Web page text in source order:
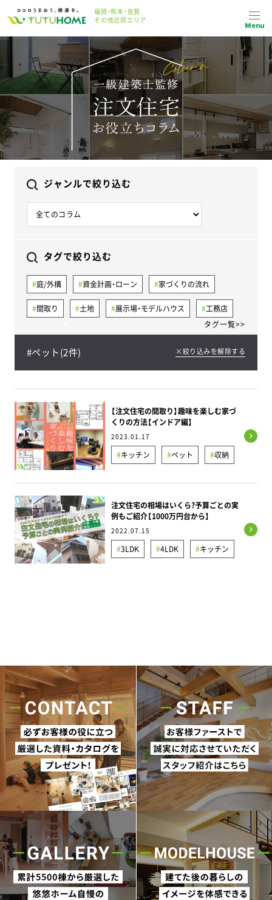
福岡・熊本・佐賀
その他近郊エリア
Menu
ジャンルで絞り込む
タグで絞り込む
庭/外構 資金計画・ローン 家づくりの流れ
間取り 土地 展示場・モデルハウス 工務店
気密 省エネ住宅 建売住宅 太陽光発電
メンテナンス キッチン
洗面所/脱衣所 費用・相場 収納 リビング
30坪 40坪
家事ラク導線 屋根裏/ロフト
ファミリークローゼット ヒートショック 換気
完成見学会 コンセント
ランドリールーム 3LDK 4LDK 5LDK以上
タグ一覧>>
#ペット(2件) ×絞り込みを解除する
【注文住宅の間取り】趣味を楽しむ家づ
くりの方法【インドア編】
2023.01.17
キッチン ペット 収納
注文住宅の相場はいくら?予算ごとの実
例もご紹介【1000万円台から】
2022.07.15
3LDK 4LDK キッチン
断熱 費用・相場
間取り